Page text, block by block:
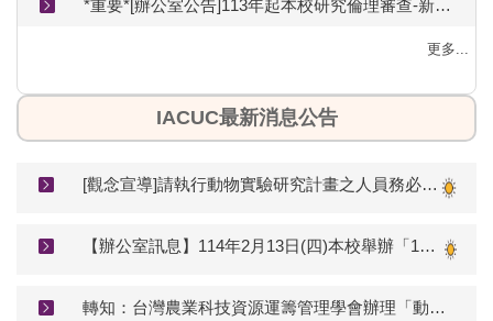
*重要*[辦公室公告]113年起本校研究倫理審查-新案採線上送審(更新V4_11407)
更多...
IACUC最新消息公告
[觀念宣導]請執行動物實驗研究計畫之人員務必遵守實驗動物科學應用規範。
【辦公室訊息】114年2月13日(四)本校舉辦「114年度實驗動物使用者教育訓練」線上課程
轉知：台灣農業科技資源運籌管理學會辦理「動物實驗替代成果暨輔導說明會」